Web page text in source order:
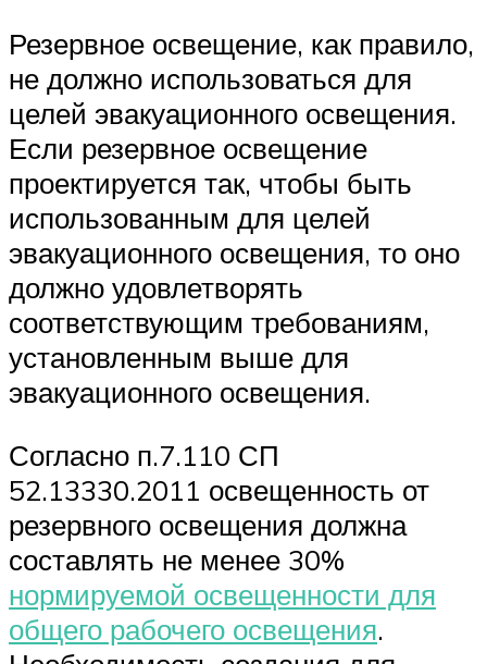
Резервное освещение, как правило,
не должно использоваться для
целей эвакуационного освещения.
Если резервное освещение
проектируется так, чтобы быть
использованным для целей
эвакуационного освещения, то оно
должно удовлетворять
соответствующим требованиям,
установленным выше для
эвакуационного освещения.
Согласно п.7.110 СП
52.13330.2011 освещенность от
резервного освещения должна
составлять не менее 30%
нормируемой освещенности для
общего рабочего освещения.